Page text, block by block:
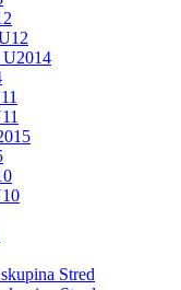
U2014
Stred